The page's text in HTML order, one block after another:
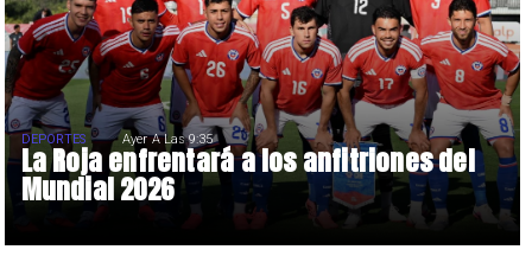
La Roja enfrentará a los anfitriones del
Mundial 2026
DEPORTES Ayer A Las 9:35